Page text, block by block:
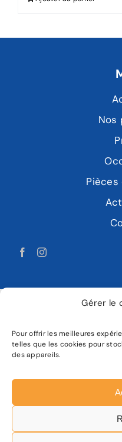
Gérer le
Pour offrir les meilleures
telles que les cookies pour
des appareils.
Nos
LABAT
Politique